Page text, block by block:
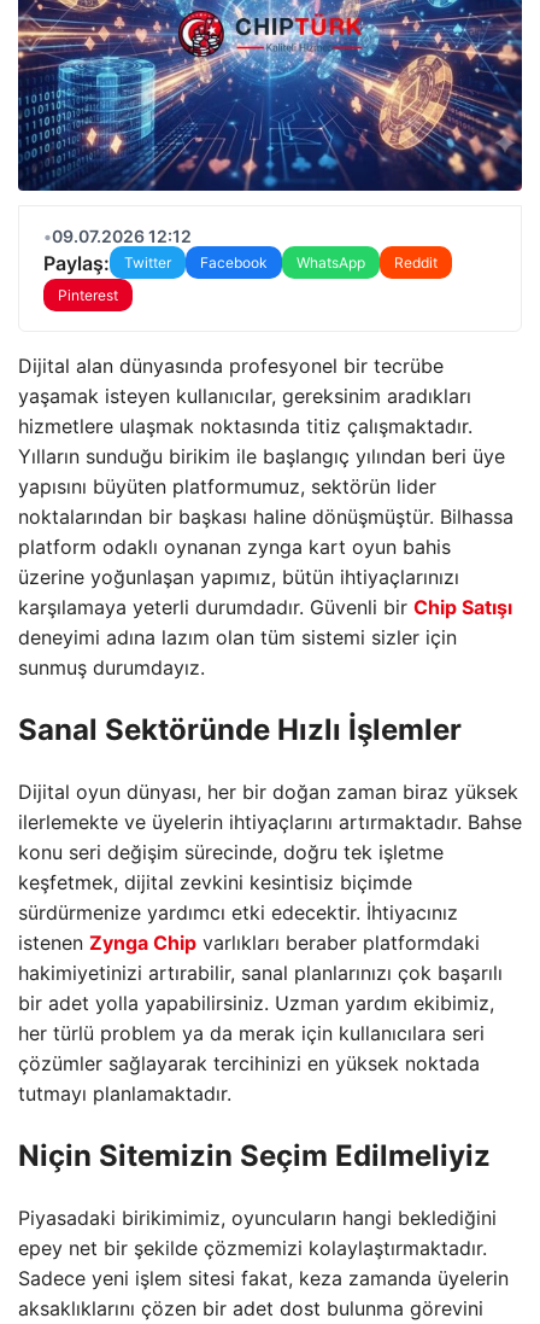
•09.07.2026 12:12
Paylaş: Twitter Facebook WhatsApp
Reddit
Pinterest
Dijital alan dünyasında profesyonel bir tecrübe
yaşamak isteyen kullanıcılar, gereksinim aradıkları
hizmetlere ulaşmak noktasında titiz çalışmaktadır.
Yılların sunduğu birikim ile başlangıç yılından beri üye
yapısını büyüten platformumuz, sektörün lider
noktalarından bir başkası haline dönüşmüştür. Bilhassa
platform odaklı oynanan zynga kart oyun bahis
üzerine yoğunlaşan yapımız, bütün ihtiyaçlarınızı
karşılamaya yeterli durumdadır. Güvenli bir Chip Satışı
deneyimi adına lazım olan tüm sistemi sizler için
sunmuş durumdayız.
Sanal Sektöründe Hızlı İşlemler
Dijital oyun dünyası, her bir doğan zaman biraz yüksek
ilerlemekte ve üyelerin ihtiyaçlarını artırmaktadır. Bahse
konu seri değişim sürecinde, doğru tek işletme
keşfetmek, dijital zevkini kesintisiz biçimde
sürdürmenize yardımcı etki edecektir. İhtiyacınız
istenen Zynga Chip varlıkları beraber platformdaki
hakimiyetinizi artırabilir, sanal planlarınızı çok başarılı
bir adet yolla yapabilirsiniz. Uzman yardım ekibimiz,
her türlü problem ya da merak için kullanıcılara seri
çözümler sağlayarak tercihinizi en yüksek noktada
tutmayı planlamaktadır.
Niçin Sitemizin Seçim Edilmeliyiz
Piyasadaki birikimimiz, oyuncuların hangi beklediğini
epey net bir şekilde çözmemizi kolaylaştırmaktadır.
Sadece yeni işlem sitesi fakat, keza zamanda üyelerin
aksaklıklarını çözen bir adet dost bulunma görevini